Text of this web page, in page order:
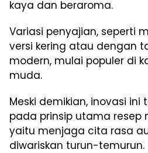
kaya dan beraroma.
Variasi penyajian, seperti
versi kering atau dengan
modern, mulai populer di
muda.
Meski demikian, inovasi
pada prinsip utama resep
yaitu menjaga cita rasa
diwariskan turun-temurun.